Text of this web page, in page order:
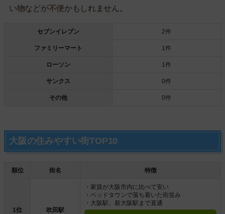
い物などが不便かもしれません。
セブンイレブン 2件
ファミリーマート 1件
ローソン 1件
サンクス 0件
その他 0件
大阪の住みやすい街TOP10
順位 街名 特徴
1位 吹田駅
・家賃が大阪市内に比べて安い
・ベッドタウンで落ち着いた街並み
・大阪駅、新大阪駅まで直通